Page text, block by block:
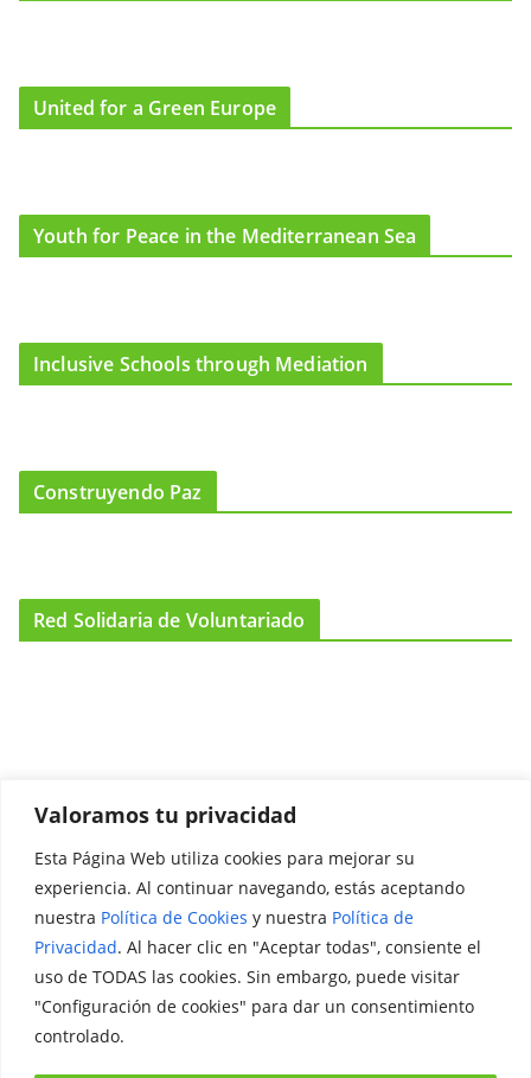
Valoramos tu privacidad
Esta Página Web utiliza cookies para mejorar su
experiencia. Al continuar navegando, estás aceptando
nuestra Política de Cookies y nuestra Política de
Privacidad. Al hacer clic en "Aceptar todas", consiente el
uso de TODAS las cookies. Sin embargo, puede visitar
"Configuración de cookies" para dar un consentimiento
controlado.
United for a Green Europe
Youth for Peace in the Mediterranean Sea
Inclusive Schools through Mediation
Construyendo Paz
Red Solidaria de Voluntariado
Promociónate
Legal
Aviso Legal
Política de Privacidad
Política de Cookies